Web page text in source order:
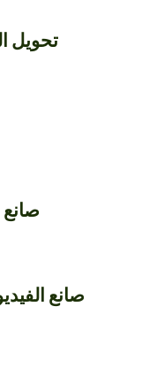
تحويل
صانع
صانع